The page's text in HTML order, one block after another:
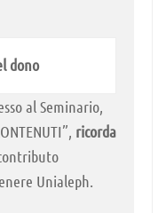
dono
al Seminario,
ricorda
Unialeph.